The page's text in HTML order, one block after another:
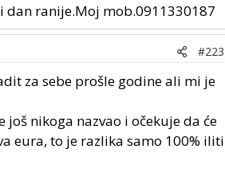
dan ranije.Moj mob.0911330187
#223
za sebe prošle godine ali mi je
nikoga nazvao i očekuje da će
eura, to je razlika samo 100% iliti